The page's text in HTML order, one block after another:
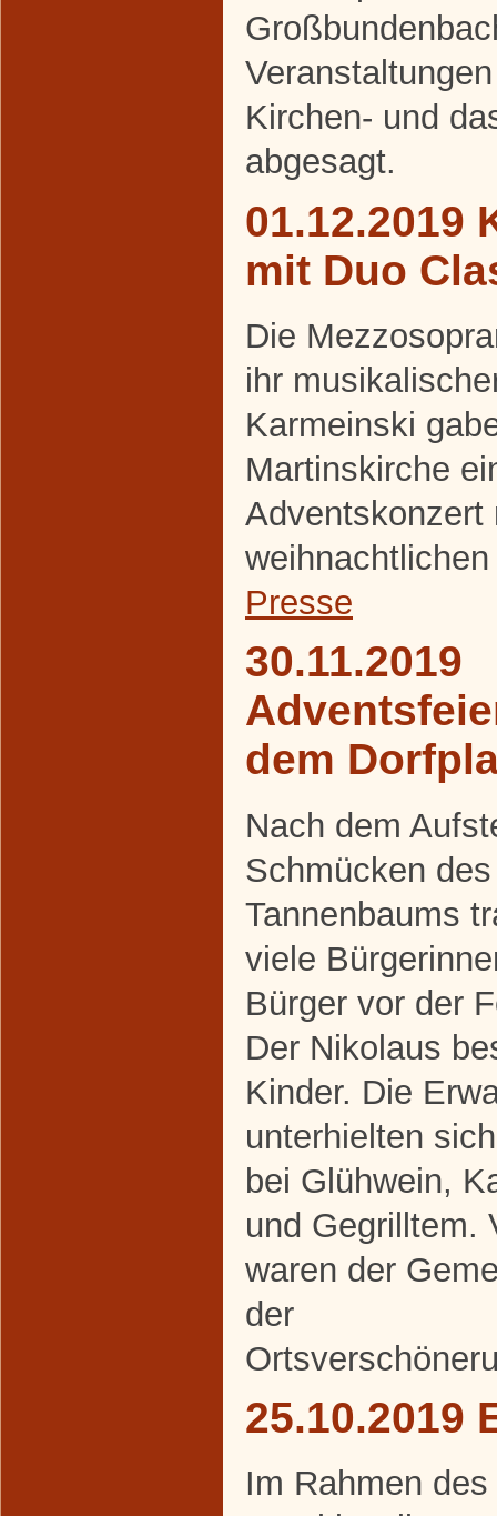
Kirchen- und
abgesagt.
01.12.2019
mit Duo
Die
ihr
Karmeinski
Martinskirche
Adventskonzert
Presse
30.11.2019
dem
Nach dem
Schmücken des
Tannenbaums
viele
Bürger vor der
Der Nikolaus
Kinder. Die
unterhielten
bei Glühwein,
und Gegrilltem.
waren der
der
25.10.2019
Im Rahmen